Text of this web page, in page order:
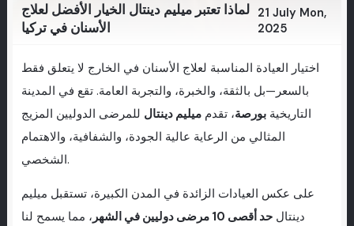
لماذا تعتبر ميليم دينتال الخيار الأفضل لعلاج
الأسنان في تركيا
21 July Mon,
2025
اختيار العيادة المناسبة لعلاج الأسنان في الخارج لا يتعلق فقط
بالسعر—بل بالثقة، والخبرة، والتجربة العامة. تقع في المدينة
التاريخيةبورصة، تقدمميليم دينتال للمرضى الدوليين المزيج
المثالي من الرعاية عالية الجودة، والشفافية، والاهتمام
الشخصي.
على عكس العيادات الزائدة في المدن الكبيرة، تستقبل ميليم
دينتالحد أقصى 10 مرضى دوليين في الشهر
، مما يسمح لنا